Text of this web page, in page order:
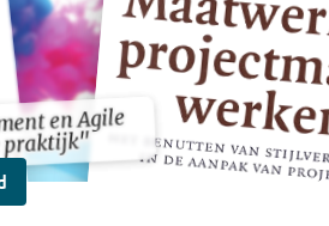
en Agile
praktijk"
en Agile
praktijk"